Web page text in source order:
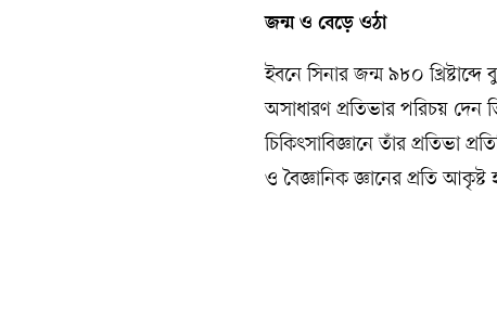
জন্ম ও বেড়ে ওঠা
ইবনে সিনার জন্ম ৯৮০
অসাধারণ প্রতিভার পরিচয়
চিকিৎসাবিজ্ঞানে তাঁর প্রতিভা
ও বৈজ্ঞানিক জ্ঞানের প্রতি আকৃষ্ট